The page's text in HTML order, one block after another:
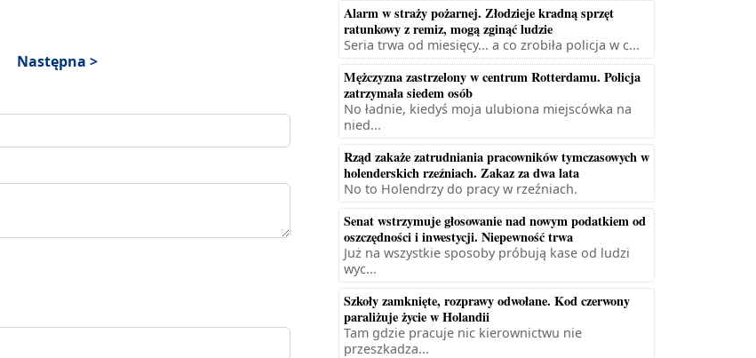
Następna >
Alarm w straży pożarnej. Złodzieje kradną sprzęt
ratunkowy z remiz, mogą zginąć ludzie
Seria trwa od miesięcy... a co zrobiła policja w c...
Mężczyzna zastrzelony w centrum Rotterdamu. Policja
zatrzymała siedem osób
No ładnie, kiedyś moja ulubiona miejscówka na
nied...
Rząd zakaże zatrudniania pracowników tymczasowych w
holenderskich rzeźniach. Zakaz za dwa lata
No to Holendrzy do pracy w rzeźniach.
Senat wstrzymuje głosowanie nad nowym podatkiem od
oszczędności i inwestycji. Niepewność trwa
Już na wszystkie sposoby próbują kase od ludzi
wyc...
Szkoły zamknięte, rozprawy odwołane. Kod czerwony
paraliżuje życie w Holandii
Tam gdzie pracuje nic kierownictwu nie
przeszkadza...